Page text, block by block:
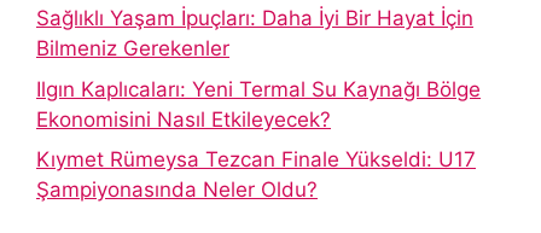
Sağlıklı Yaşam İpuçları: Daha İyi Bir Hayat İçin
Bilmeniz Gerekenler
Ilgın Kaplıcaları: Yeni Termal Su Kaynağı Bölge
Ekonomisini Nasıl Etkileyecek?
Kıymet Rümeysa Tezcan Finale Yükseldi: U17
Şampiyonasında Neler Oldu?